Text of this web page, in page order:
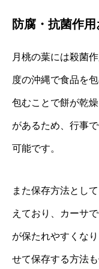
防腐・抗菌作
月桃の葉には殺菌
度の沖縄で食品を
包むことで餅が乾
があるため、行事
可能です。
また保存方法とし
えており、カーサ
が保たれやすくな
せて保存する方法